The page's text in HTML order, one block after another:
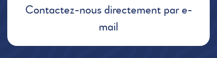
Contactez-nous directement par e-
mail